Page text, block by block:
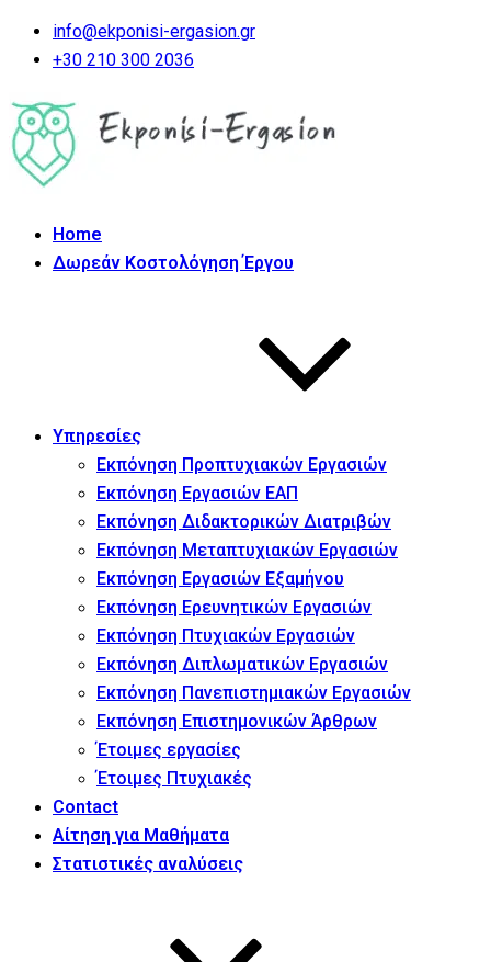
info@ekponisi-ergasion.gr
+30 210 300 2036
Home
Δωρεάν Κοστολόγηση Έργου
Υπηρεσίες
Εκπόνηση Προπτυχιακών Εργασιών
Εκπόνηση Εργασιών ΕΑΠ
Εκπόνηση Διδακτορικών Διατριβών
Εκπόνηση Μεταπτυχιακών Εργασιών
Εκπόνηση Εργασιών Εξαμήνου
Εκπόνηση Ερευνητικών Εργασιών
Εκπόνηση Πτυχιακών Εργασιών
Εκπόνηση Διπλωματικών Εργασιών
Εκπόνηση Πανεπιστημιακών Εργασιών
Εκπόνηση Επιστημονικών Άρθρων
Έτοιμες εργασίες
Έτοιμες Πτυχιακές
Contact
Αίτηση για Μαθήματα
Στατιστικές αναλύσεις